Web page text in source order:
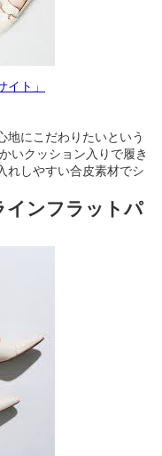
ト」
地にこだわりたいという
いクッション入りで履き
しやすい合皮素材でシ
インフラットパ